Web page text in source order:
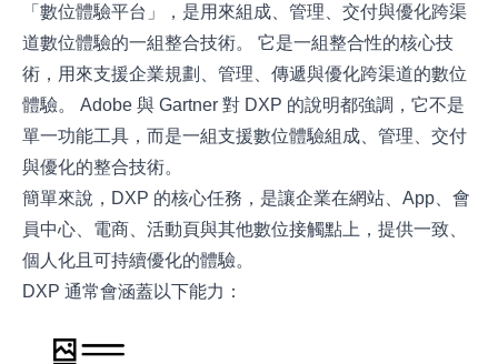
「數位體驗平台」，是用來組成、管理、交付與優化跨渠
道數位體驗的一組整合技術。 它是一組整合性的核心技
術，用來支援企業規劃、管理、傳遞與優化跨渠道的數位
體驗。 Adobe 與 Gartner 對 DXP 的說明都強調，它不是
單一功能工具，而是一組支援數位體驗組成、管理、交付
與優化的整合技術。
簡單來說，DXP 的核心任務，是讓企業在網站、App、會
員中心、電商、活動頁與其他數位接觸點上，提供一致、
個人化且可持續優化的體驗。
DXP 通常會涵蓋以下能力：